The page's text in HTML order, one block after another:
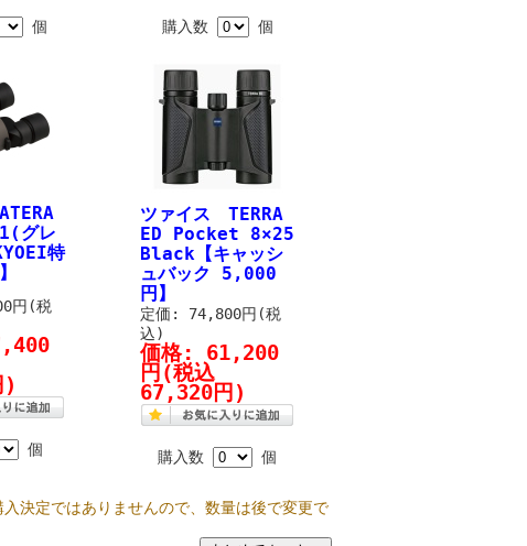
個 購入数 個
グレ
特
円(税
)
個
ツァイス TERRA
ED Pocket 8×25
Black【キャッシ
ュバック 5,000
円】
定価: 74,800円(税
込)
価格: 61,200
円 (税込
67,320円)
購入数
個
決定ではありませんので、数量は後で変更で